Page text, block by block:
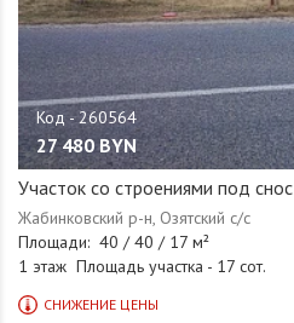
27 480 BYN
Участок со строениями под снос